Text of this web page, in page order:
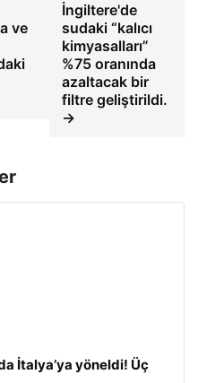
ve
İngiltere'de
sudaki “kalıcı
kimyasalları”
%75 oranında
azaltacak bir
filtre geliştirildi.
→
İtalya’ya yöneldi! Üç